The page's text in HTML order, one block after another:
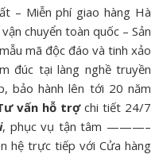
– Miễn phí giao hàng Hà
chuyển toàn quốc – Sản
mã độc đáo và tinh xảo
đúc tại làng nghề truyền
bảo hành lên tới 20 năm
vấn hỗ trợchi tiết 24/7
, phục vụ tận tâm ———–
hệ trực tiếp với Cửa hàng